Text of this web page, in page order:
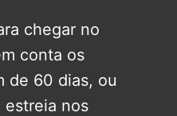
chegar no
conta os
de 60 dias, ou
estreia nos